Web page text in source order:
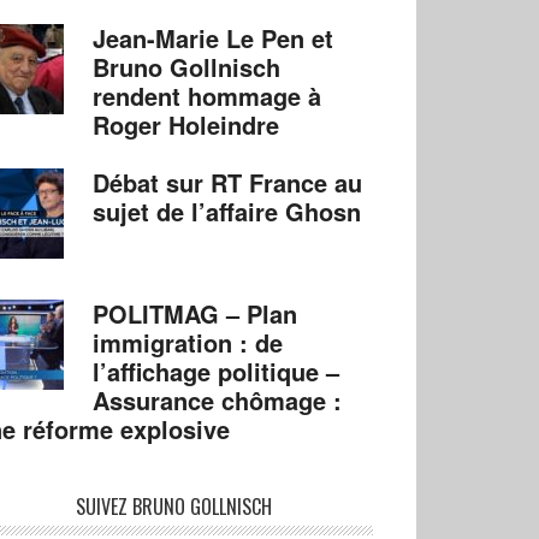
Jean-Marie Le Pen et
Bruno Gollnisch
rendent hommage à
Roger Holeindre
Débat sur RT France au
sujet de l’affaire Ghosn
POLITMAG – Plan
immigration : de
l’affichage politique –
Assurance chômage :
réforme explosive
SUIVEZ BRUNO GOLLNISCH